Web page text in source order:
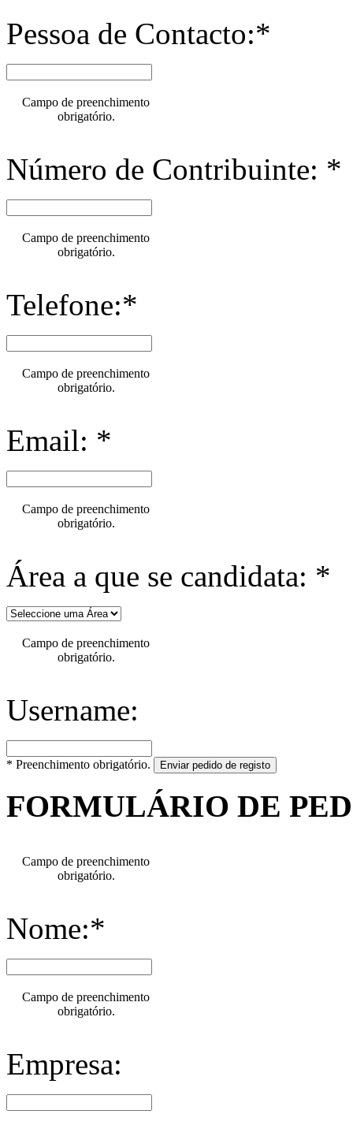
Pessoa de Contacto:*
Campo de preenchimento
obrigatório.
Número de Contribuinte: *
Campo de preenchimento
obrigatório.
Telefone:*
Campo de preenchimento
obrigatório.
Email: *
Campo de preenchimento
obrigatório.
Área a que se candidata: *
Campo de preenchimento
obrigatório.
Username:
* Preenchimento obrigatório. Enviar pedido de registo
FORMULÁRIO DE
Campo de preenchimento
obrigatório.
Nome:*
Campo de preenchimento
obrigatório.
Empresa: